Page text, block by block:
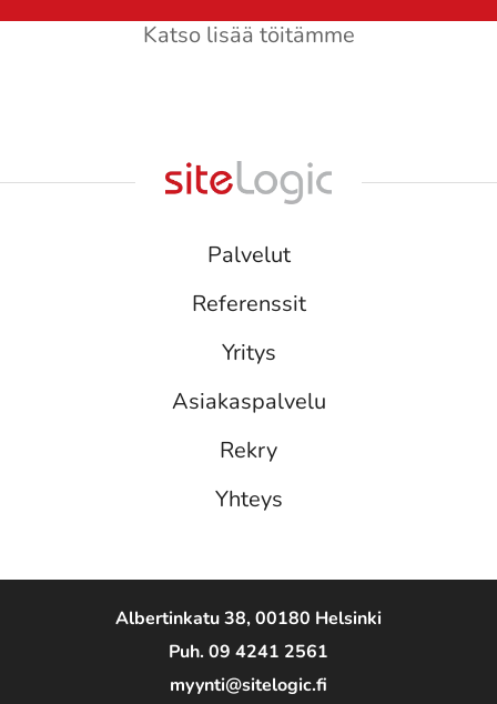
Katso lisää töitämme
Palvelut
Referenssit
Yritys
Asiakaspalvelu
Rekry
Yhteys
Albertinkatu 38, 00180 Helsinki
Puh. 09 4241 2561
myynti@sitelogic.fi